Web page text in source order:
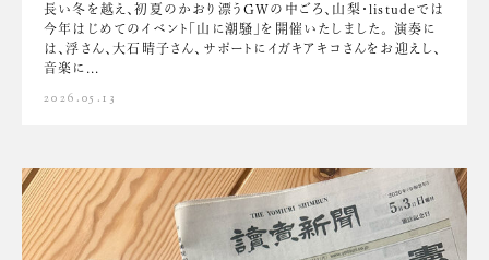
長い冬を越え、初夏のかおり漂うGWの中ごろ、山梨・listudeでは
今年はじめてのイベント「山に潮騒」を開催いたしました。 演奏に
は、浮さん、大石晴子さん、サポートにイガキアキコさんをお迎えし、
音楽に...
2026.05.13